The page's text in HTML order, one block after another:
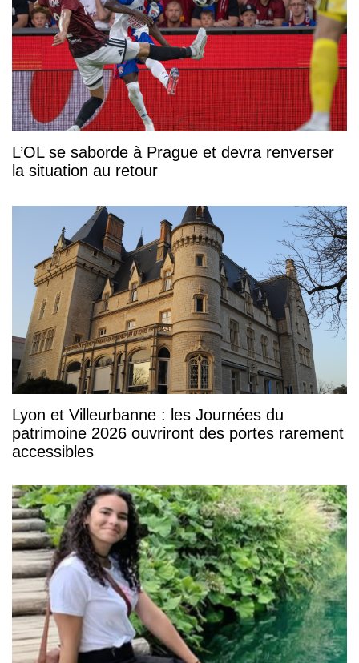
L’OL se saborde à Prague et devra renverser
la situation au retour
Lyon et Villeurbanne : les Journées du
patrimoine 2026 ouvriront des portes rarement
accessibles